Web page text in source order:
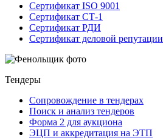
Сертификат ISO 9001
Сертификат СТ-1
Сертификат РДИ
Сертификат деловой репутации
Тендеры
Сопровождение в тендерах
Поиск и анализ тендеров
Форма 2 для аукциона
ЭЦП и аккредитация на ЭТП